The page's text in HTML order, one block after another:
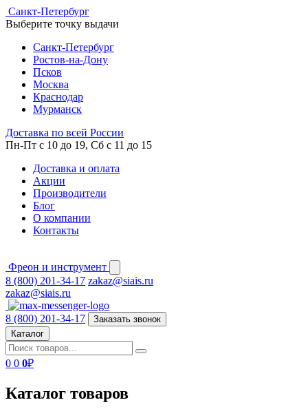
Cанкт-Петербург
Выберите точку выдачи
Cанкт-Петербург
Ростов-на-Дону
Псков
Москва
Краснодар
Мурманск
Доставка по всей России
Пн-Пт с 10 до 19, Сб с 11 до 15
Доставка и оплата
Акции
Производители
Блог
О компании
Контакты
Фреон и инструмент
8 (800) 201-34-17 zakaz@siais.ru
zakaz@siais.ru
8 (800) 201-34-17
Заказать звонок
Каталог
0 0 0₽
Каталог товаров